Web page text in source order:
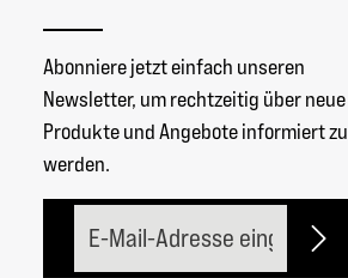
Abonniere jetzt einfach unseren
Newsletter, um rechtzeitig über neue
Produkte und Angebote informiert zu
werden.